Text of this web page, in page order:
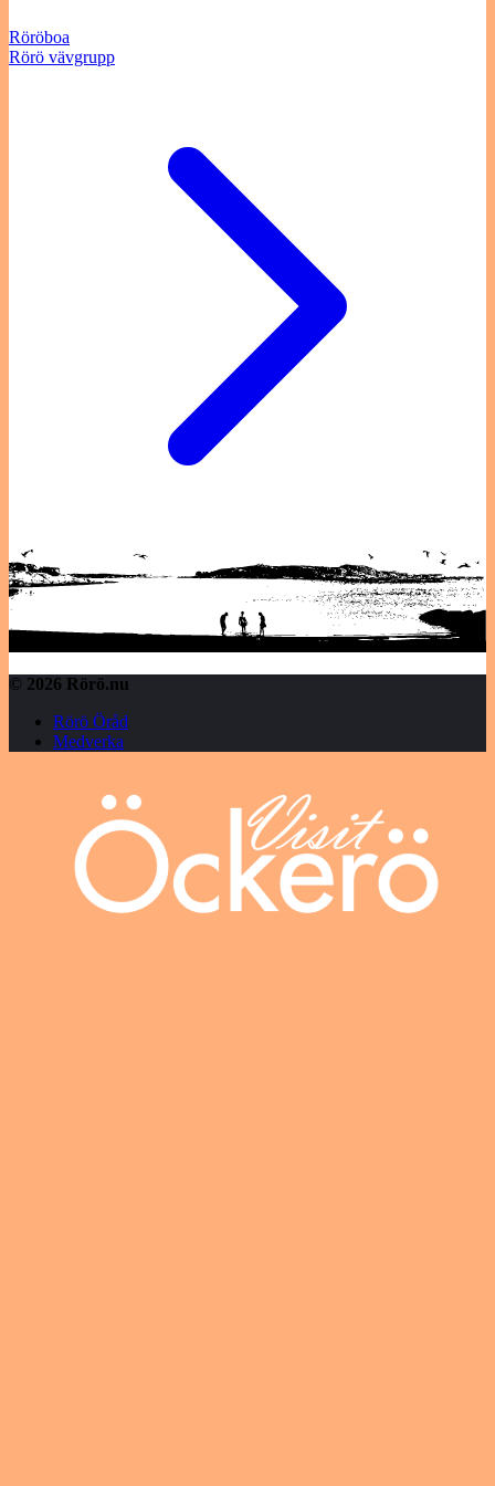
Röröboa
Rörö vävgrupp
© 2026 Rörö.nu
Rörö Öråd
Medverka